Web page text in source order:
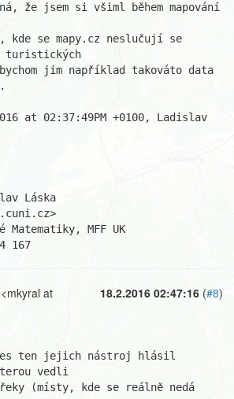
že jsem si všiml během mapování
kde se mapy.cz neslučují se
turistických
jim například takováto data
at 02:37:49PM +0100, Ladislav
Láska
Matematiky, MFF UK
167
18.2.2016 02:47:16 (#8)
<mkyral at
ten jejich nástroj hlásil
vedli
řeky (místy, kde se reálně nedá